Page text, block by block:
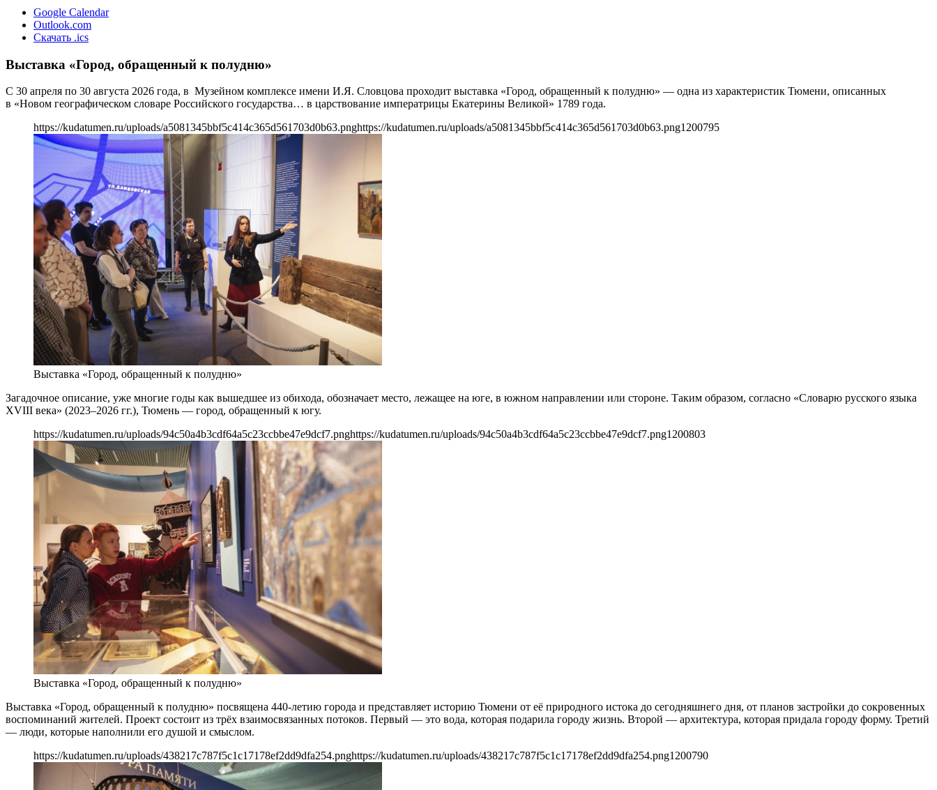
Google Calendar
Outlook.com
Скачать .ics
Выставка «Город, обращенный к полудню»
С 30 апреля по 30 августа 2026 года, в Музейном комплексе имени И.Я. Словцова проходит выставка «Город, обращенный к полудню» — одна из характеристик Тюмени, описанных
в «Новом географическом словаре Российского государства… в царствование императрицы Екатерины Великой» 1789 года.
https://kudatumen.ru/uploads/a5081345bbf5c414c365d561703d0b63.pnghttps://kudatumen.ru/uploads/a5081345bbf5c414c365d561703d0b63.png1200795
Выставка «Город, обращенный к полудню»
Загадочное описание, уже многие годы как вышедшее из обихода, обозначает место, лежащее на юге, в южном направлении или стороне. Таким образом, согласно «Словарю русского языка
XVIII века» (2023–2026 гг.), Тюмень — город, обращенный к югу.
https://kudatumen.ru/uploads/94c50a4b3cdf64a5c23ccbbe47e9dcf7.pnghttps://kudatumen.ru/uploads/94c50a4b3cdf64a5c23ccbbe47e9dcf7.png1200803
Выставка «Город, обращенный к полудню»
Выставка «Город, обращенный к полудню» посвящена 440-летию города и представляет историю Тюмени от её природного истока до сегодняшнего дня, от планов застройки до сокровенных
воспоминаний жителей. Проект состоит из трёх взаимосвязанных потоков. Первый — это вода, которая подарила городу жизнь. Второй — архитектура, которая придала городу форму. Третий
— люди, которые наполнили его душой и смыслом.
https://kudatumen.ru/uploads/438217c787f5c1c17178ef2dd9dfa254.pnghttps://kudatumen.ru/uploads/438217c787f5c1c17178ef2dd9dfa254.png1200790